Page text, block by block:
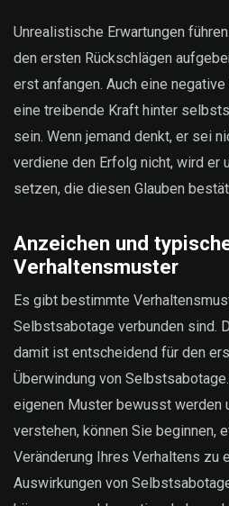
Unrealistische Erwartungen
den ersten Rückschlägen
erst anfangen. Auch eine
eine treibende Kraft hinter
sein. Wenn jemand denkt, er sei
verdiene den Erfolg nicht, wird er
setzen, die diesen Glauben
Anzeichen und
Verhaltensmuster
Es gibt bestimmte
Selbstsabotage verbunden sind.
damit ist entscheidend für den
Überwindung von
eigenen Muster bewusst werden
verstehen, können Sie beginnen,
Veränderung Ihres Verhaltens zu
Auswirkungen von